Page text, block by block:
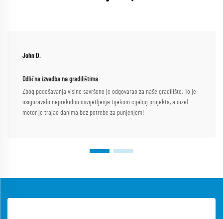
John D.
Odlična izvedba na gradilištima
Zbog podešavanja visine savršeno je odgovarao za naše gradilište. To je
osiguravalo neprekidno osvijetljenje tijekom cijelog projekta, a dizel
motor je trajao danima bez potrebe za punjenjem!